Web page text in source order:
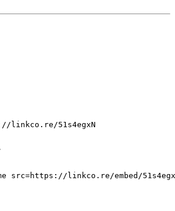
linkco.re/51s4egxN
src=https://linkco.re/embed/